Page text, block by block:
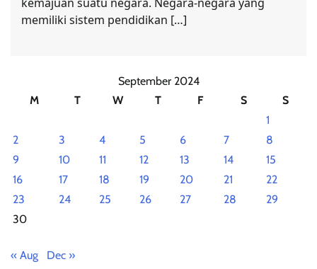
memiliki sistem pendidikan […]
September 2024
M
T W T F S
S
1
2
3 4 5 6 7
8
9
10 11 12 13 14
15
16
17 18 19 20 21
22
23
24 25 26 27 28
29
30
« Aug Dec »